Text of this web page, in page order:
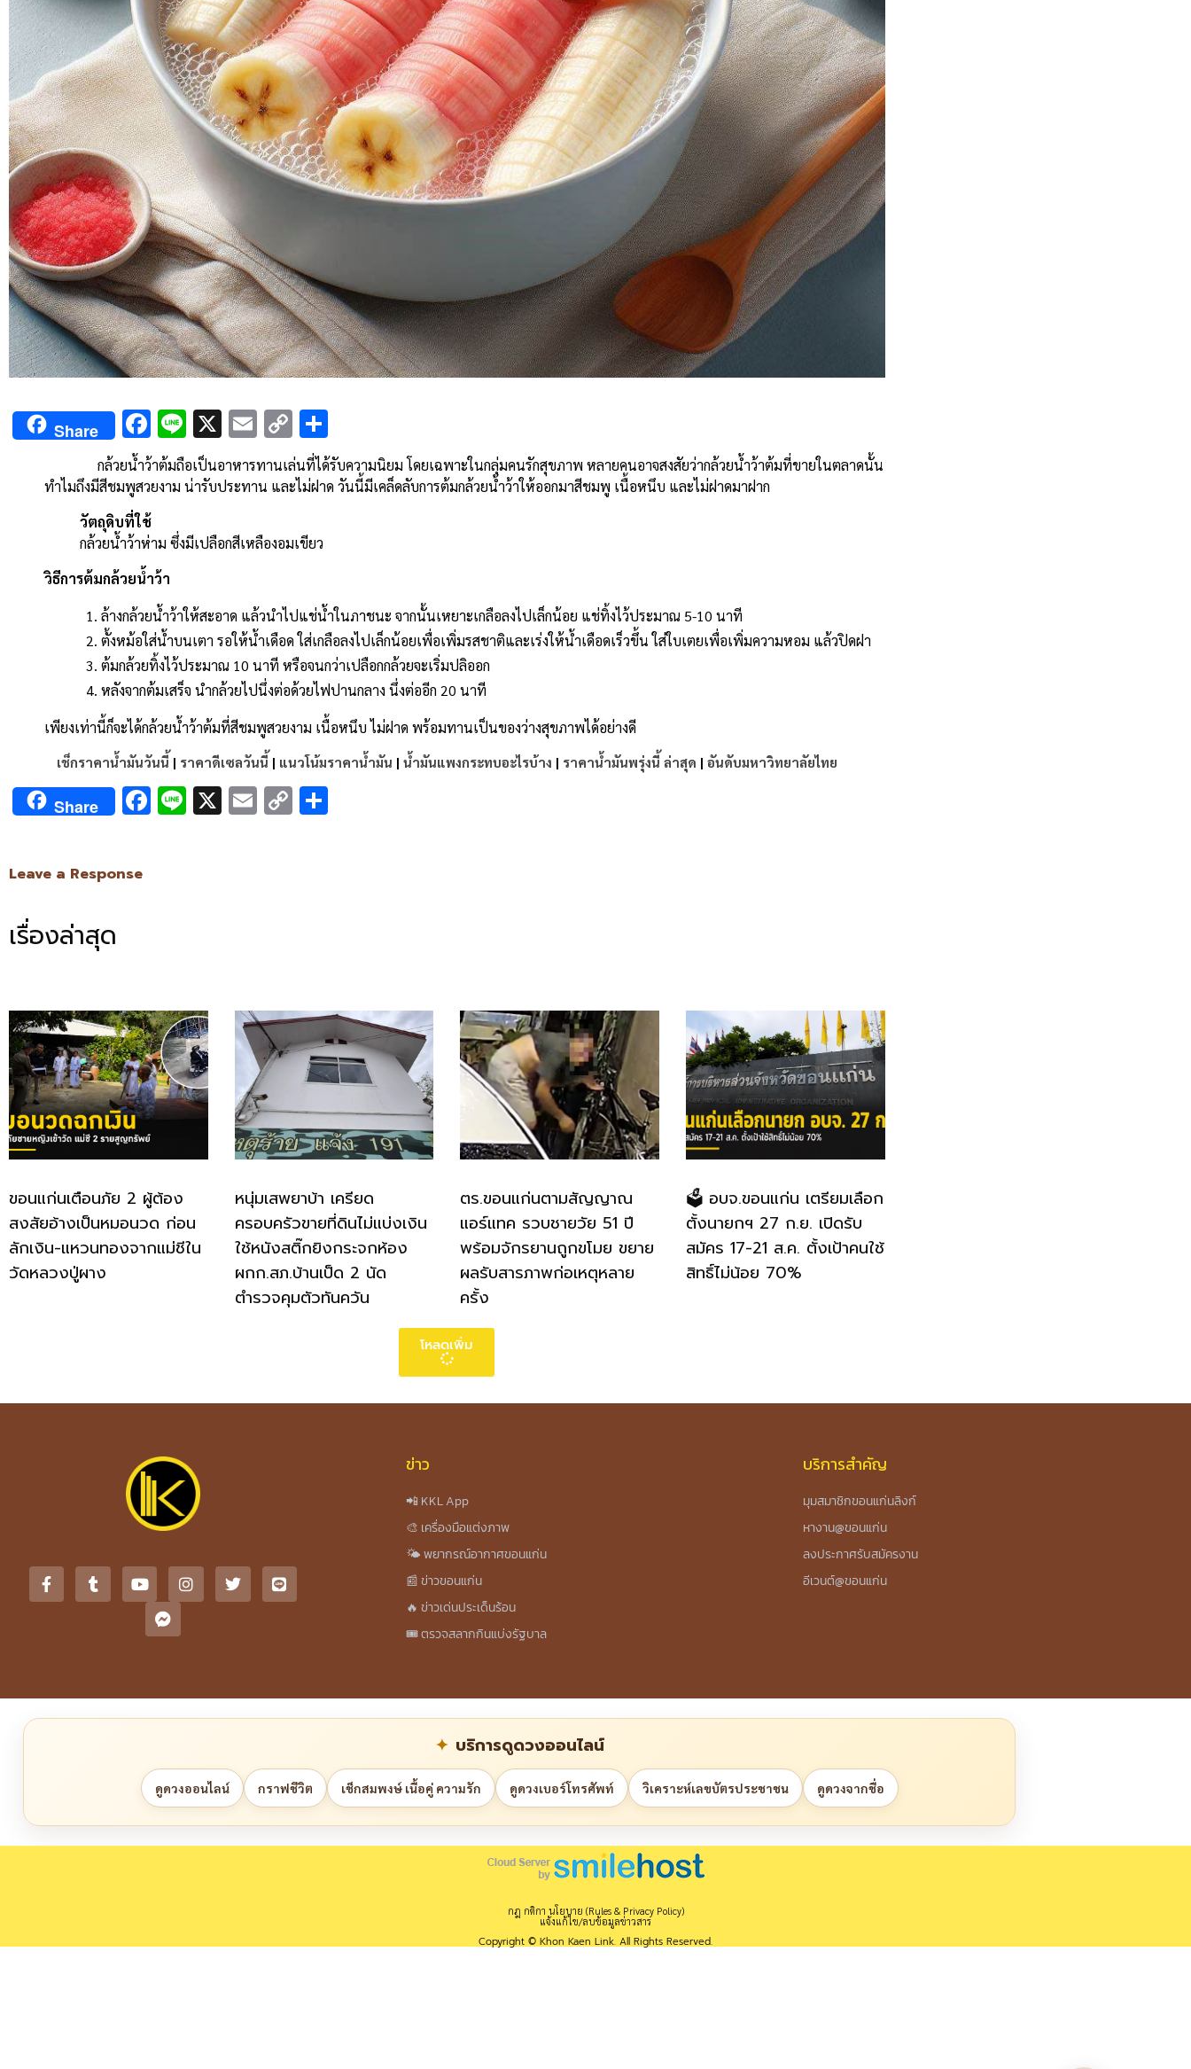
Share Facebook
Line
X Email
Copy
Link
กล้วยน้ำว้าต้มถือเป็นอาหารทานเล่นที่ได้รับความนิยม โดยเฉพาะในกลุ่มคนรักสุขภาพ หลายคนอาจสงสัยว่ากล้วยน้ำว้าต้มที่ขายในตลาดนั้น
ทำไมถึงมีสีชมพูสวยงาม น่ารับประทาน และไม่ฝาด วันนี้มีเคล็ดลับการต้มกล้วยน้ำว้าให้ออกมาสีชมพู เนื้อหนึบ และไม่ฝาดมาฝาก
วัตถุดิบที่ใช้
กล้วยน้ำว้าห่าม ซึ่งมีเปลือกสีเหลืองอมเขียว
วิธีการต้มกล้วยน้ำว้า
ล้างกล้วยน้ำว้าให้สะอาด แล้วนำไปแช่น้ำในภาชนะ จากนั้นเหยาะเกลือลงไปเล็กน้อย แช่ทิ้งไว้ประมาณ 5-10 นาที
ตั้งหม้อใส่น้ำบนเตา รอให้น้ำเดือด ใส่เกลือลงไปเล็กน้อยเพื่อเพิ่มรสชาติและเร่งให้น้ำเดือดเร็วขึ้น ใส่ใบเตยเพื่อเพิ่มความหอม แล้วปิดฝา
ต้มกล้วยทิ้งไว้ประมาณ 10 นาที หรือจนกว่าเปลือกกล้วยจะเริ่มปลิออก
หลังจากต้มเสร็จ นำกล้วยไปนึ่งต่อด้วยไฟปานกลาง นึ่งต่ออีก 20 นาที
เพียงเท่านี้ก็จะได้กล้วยน้ำว้าต้มที่สีชมพูสวยงาม เนื้อหนึบ ไม่ฝาด พร้อมทานเป็นของว่างสุขภาพได้อย่างดี
เช็กราคาน้ำมันวันนี้ | ราคาดีเซลวันนี้ | แนวโน้มราคาน้ำมัน | น้ำมันแพงกระทบอะไรบ้าง | ราคาน้ำมันพรุ่งนี้ ล่าสุด | อันดับมหาวิทยาลัยไทย
Share Facebook
Line
X Email
Copy
Leave a Response
เรื่องล่าสุด
ขอนแก่นเตือนภัย 2 ผู้ต้อง
สงสัยอ้างเป็นหมอนวด ก่อน
ลักเงิน-แหวนทองจากแม่ชีใน
วัดหลวงปู่ผาง
หนุ่มเสพยาบ้า เครียด
ครอบครัวขายที่ดินไม่แบ่งเงิน
ใช้หนังสติ๊กยิงกระจกห้อง
ผกก.สภ.บ้านเป็ด 2 นัด
ตำรวจคุมตัวทันควัน
ตร.ขอนแก่นตามสัญญาณ
แอร์แทค รวบชายวัย 51 ปี
พร้อมจักรยานถูกขโมย ขยาย
ผลรับสารภาพก่อเหตุหลาย
ครั้ง
🗳️ อบจ.ขอนแก่น เตรียมเลือก
ตั้งนายกฯ 27 ก.ย. เปิดรับ
สมัคร 17-21 ส.ค. ตั้งเป้าคนใช้
สิทธิ์ไม่น้อย 70%
โหลดเพิ่ม
ข่าว
📲 KKL App
🎨 เครื่องมือแต่งภาพ
🌤️ พยากรณ์อากาศขอนแก่น
📰 ข่าวขอนแก่น
🔥 ข่าวเด่นประเด็นร้อน
🎟️ ตรวจสลากกินแบ่งรัฐบาล
บริการสำคัญ
มุมสมาชิกขอนแก่นลิงก์
หางาน@ขอนแก่น
ลงประกาศรับสมัครงาน
อีเวนต์@ขอนแก่น
บริการดูดวงออนไลน์
ดูดวงออนไลน์ กราฟชีวิต เช็กสมพงษ์ เนื้อคู่ ความรัก ดูดวงเบอร์โทรศัพท์ วิเคราะห์เลขบัตรประชาชน ดูดวงจากชื่อ
กฎ กติกา นโยบาย (Rules & Privacy Policy)
แจ้งแก้ไข/ลบข้อมูลข่าวสาร
Copyright © Khon Kaen Link. All Rights Reserved.